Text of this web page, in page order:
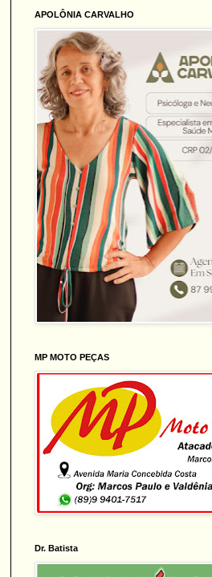
APOLÔNIA CARVALHO
MP MOTO PEÇAS
Dr. Batista